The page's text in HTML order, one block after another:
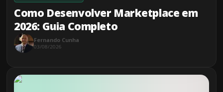
Como Desenvolver Marketplace em
2026: Guia Completo
Fernando Cunha
03/08/2026